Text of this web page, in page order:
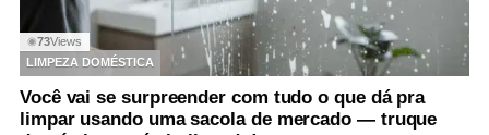
◉73Views
LIMPEZA DOMÉSTICA
Você vai se surpreender com tudo o que dá pra
limpar usando uma sacola de mercado — truque